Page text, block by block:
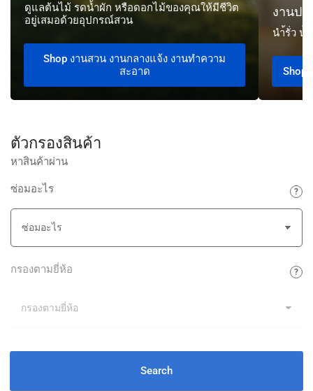
ดูแลต้นไม้ รดน้ำผัก หรือดอกไม้ของคุณให้มีชีวิต
อยู่เสมอด้วยอุปกรณ์สวน
Shop งานสวน งานกลางแจ้ง งานทำความ
สะอาด
งานปร
นำ้รั่ว น้
Shop
ตัวกรองสินค้า
หาสินค้าผ่าน
ซ่อมอะไร
กรองตามยี่ห้อ
Search